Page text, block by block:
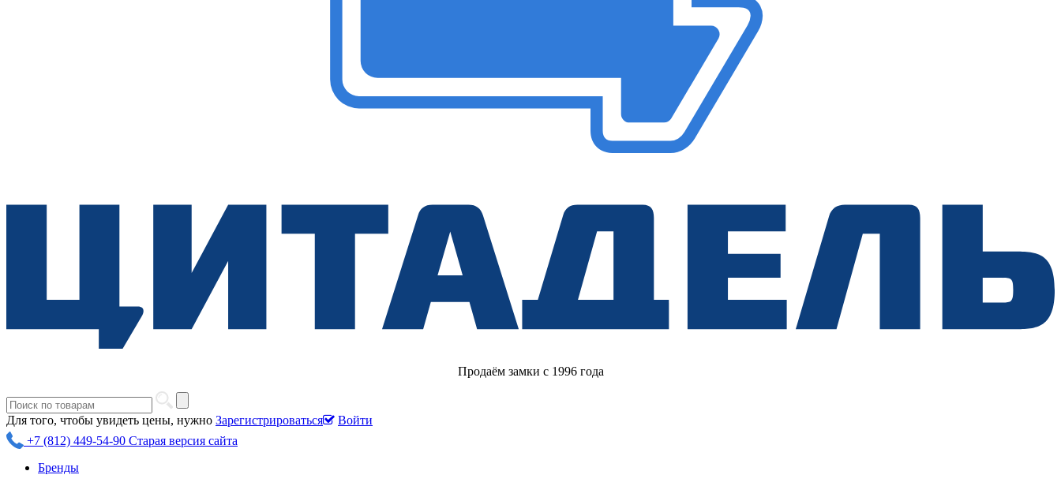
Продаём замки с 1996 года
Для того, чтобы увидеть цены, нужно Зарегистрироваться
Войти
+7 (812) 449-54-90 Старая версия сайта
Бренды